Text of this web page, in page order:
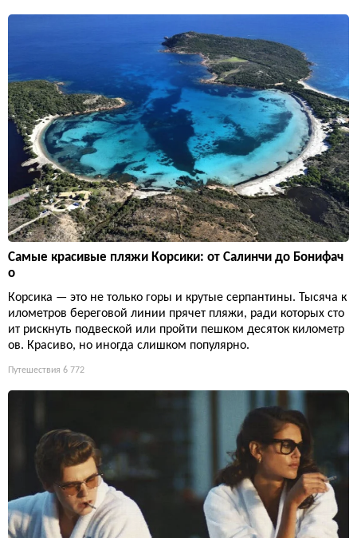
Самые красивые пляжи Корсики: от Салинчи до Бонифач
о
Корсика — это не только горы и крутые серпантины. Тысяча к
илометров береговой линии прячет пляжи, ради которых сто
ит рискнуть подвеской или пройти пешком десяток километр
ов. Красиво, но иногда слишком популярно.
Путешествия 6 772